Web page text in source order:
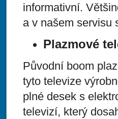
informativní.
a v našem servisu
Plazmové
Původní boom
tyto televize
plné desek s
televizí, který